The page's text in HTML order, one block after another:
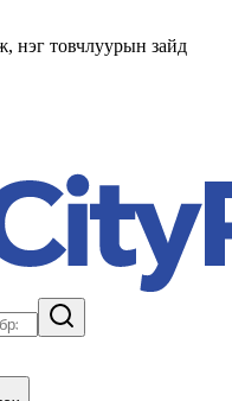
нэг товчлуурын зайд